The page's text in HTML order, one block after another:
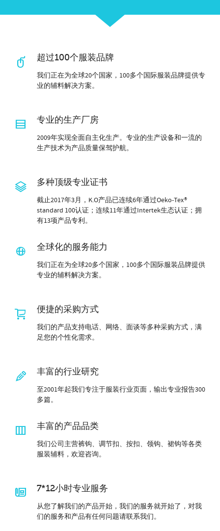
超过100个服装品牌
我们正在为全球20个国家，100多个国际服装品牌提供专
业的辅料解决方案。
专业的生产厂房
2009年实现全面自主化生产。专业的生产设备和一流的
生产技术为产品质量保驾护航。
多种顶级专业证书
截止2017年3月，K.O产品已连续6年通过Oeko-Tex®
standard 100认证；连续11年通过Intertek生态认证；拥
有13项产品专利。
全球化的服务能力
我们正在为全球20多个国家，100多个国际服装品牌提供
专业的辅料解决方案。
便捷的采购方式
我们的产品支持电话、网络、面谈等多种采购方式，满
足您的个性化需求。
丰富的行业研究
至2001年起我们专注于服装行业页面，输出专业报告300
多篇。
丰富的产品品类
我们公司主营裤钩、调节扣、按扣、领钩、裙钩等各类
服装辅料，欢迎咨询。
7*12小时专业服务
从您了解我们的产品开始，我们的服务就开始了，对我
们的服务和产品有任何问题请联系我们。